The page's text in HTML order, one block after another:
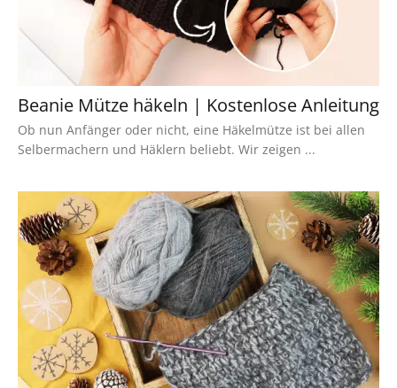
Beanie Mütze häkeln | Kostenlose Anleitung
Ob nun Anfänger oder nicht, eine Häkelmütze ist bei allen
Selbermachern und Häklern beliebt. Wir zeigen ...